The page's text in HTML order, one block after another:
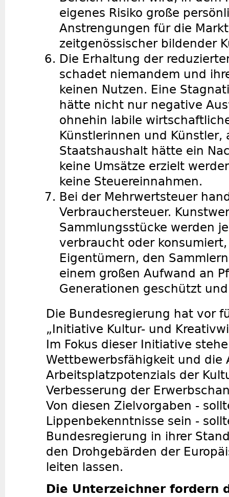
eigenes Risiko große
Anstrengungen für die
zeitgenössischer bildender
Die Erhaltung der
schadet niemandem und
keinen Nutzen. Eine
hätte nicht nur negative
ohnehin labile
Künstlerinnen und Künstler,
Staatshaushalt hätte ein
keine Umsätze erzielt
keine Steuereinnahmen.
Bei der Mehrwertsteuer
Verbrauchersteuer.
Sammlungsstücke werden
verbraucht oder
Eigentümern, den
einem großen Aufwand an
Generationen geschützt
Die Bundesregierung hat vor
„Initiative Kultur- und
Im Fokus dieser Initiative
Wettbewerbsfähigkeit und die
Arbeitsplatzpotenzials der
Verbesserung der
Von diesen Zielvorgaben -
Lippenbekenntnisse sein -
Bundesregierung in ihrer
den Drohgebärden der
leiten lassen.
Die Unterzeichner fordern